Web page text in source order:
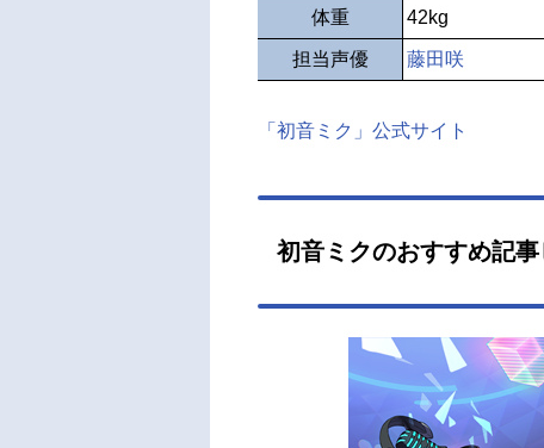
体重 42kg
担当声優 藤田咲
「初音ミク」公式サイト
初音ミクのおすすめ記